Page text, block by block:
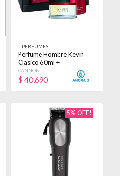
> PERFUMES
Perfume Hombre Kevin
Clasico 60ml +
Desodorante + Neceser
CANNON
$ 40,690
5% OFF!